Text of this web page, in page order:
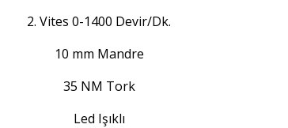
2. Vites 0-1400 Devir/Dk.
10 mm Mandre
35 NM Tork
Led Işıklı